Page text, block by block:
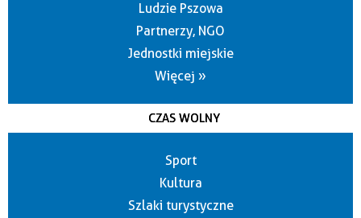
Ludzie Pszowa
Partnerzy, NGO
Jednostki miejskie
Więcej »
CZAS WOLNY
Sport
Kultura
Szlaki turystyczne